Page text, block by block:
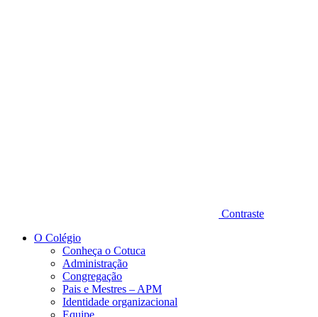
Contraste
O Colégio
Conheça o Cotuca
Administração
Congregação
Pais e Mestres – APM
Identidade organizacional
Equipe